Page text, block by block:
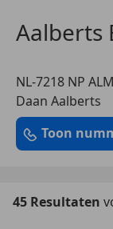
Aalberts
NL-7218 NP
Daan Aalberts
Toon
45 Resultaten